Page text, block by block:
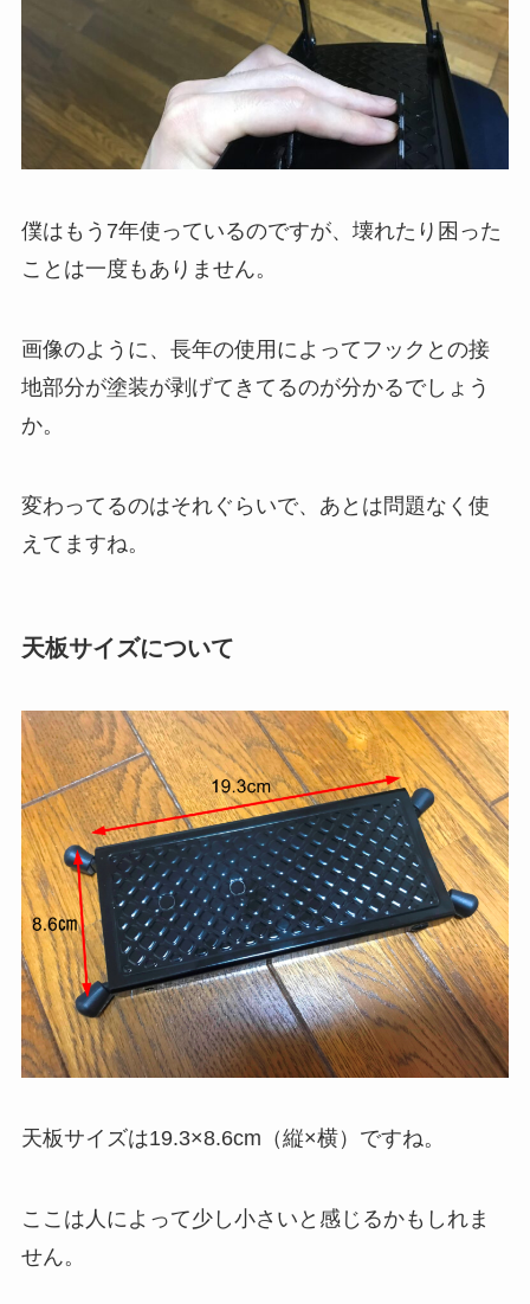
僕はもう7年使っているのですが、壊れたり困った
ことは一度もありません。
画像のように、長年の使用によってフックとの接
地部分が塗装が剥げてきてるのが分かるでしょう
か。
変わってるのはそれぐらいで、あとは問題なく使
えてますね。
天板サイズについて
天板サイズは19.3×8.6cm（縦×横）ですね。
ここは人によって少し小さいと感じるかもしれま
せん。